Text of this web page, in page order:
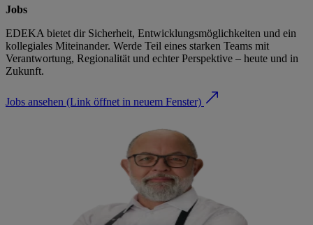
Jobs
EDEKA bietet dir Sicherheit, Entwicklungsmöglichkeiten und ein
kollegiales Miteinander. Werde Teil eines starken Teams mit
Verantwortung, Regionalität und echter Perspektive – heute und in
Zukunft.
Jobs ansehen (Link öffnet in neuem Fenster)